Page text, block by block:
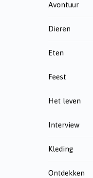
Avontuur
Dieren
Eten
Feest
Het leven
Interview
Kleding
Ontdekken